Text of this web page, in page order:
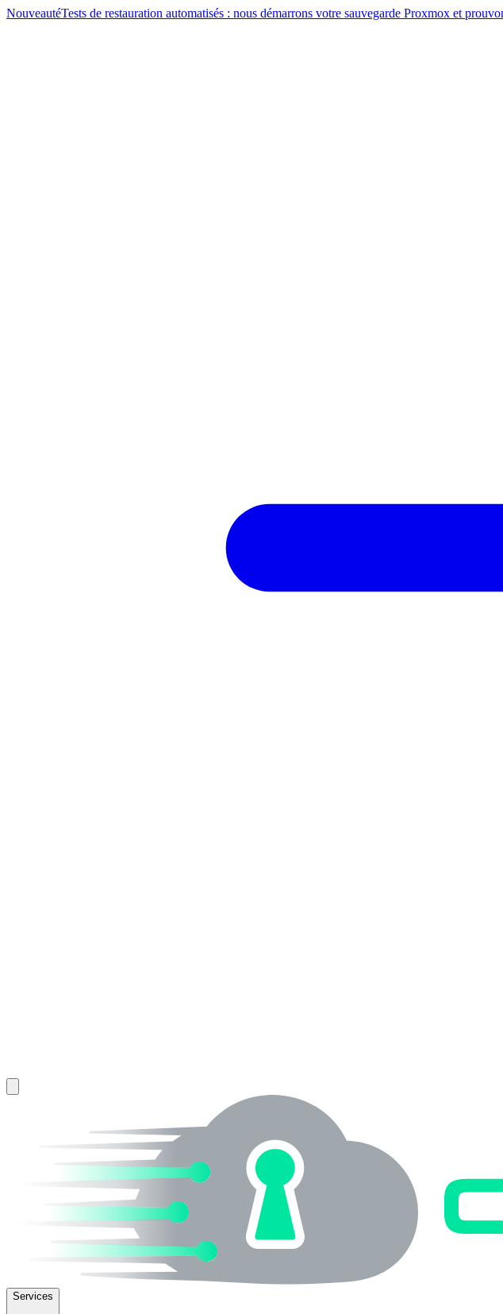
NouveautéTests de restauration automatisés : nous démarrons votre sauvegarde Proxmox et
Services